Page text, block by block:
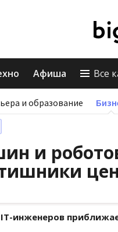
Афиша Все
и образование
и
IT-инженеров